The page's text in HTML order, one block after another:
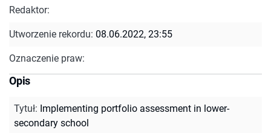
Redaktor:
Utworzenie rekordu: 08.06.2022, 23:55
Oznaczenie praw:
Opis
Tytuł: Implementing portfolio assessment in lower-
secondary school